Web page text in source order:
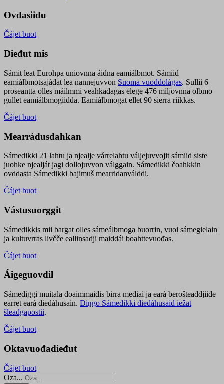
Ovdasiidu
Čájet buot
Dieđut mis
Sámit leat Eurohpa uniovnna áidna eamiálbmot. Sámiid
eamiálbmotsajádat lea nannejuvvon Suoma vuođđolágas. Sullii 6
proseantta olles máilmmi veahkadagas elege 476 miljovnna olbmo
gullet eamiálbmogiidda. Eamiálbmogat ellet 90 sierra riikkas.
Čájet buot
Mearrádusdahkan
Sámedikki 21 lahtu ja njealje várrelahtu váljejuvvojit sámiid siste
juohke njealját jagi dollojuvvon válggain. Sámedikki čoahkkin
ovddasta Sámedikki bajimuš mearridanválddi.
Čájet buot
Vástusuorggit
Sámedikkis mii bargat olles sámeálbmoga buorrin, vuoi sámegielain
ja kultuvrras livčče eallinsadji maiddái boahttevuođas.
Čájet buot
Áigeguovdil
Sámediggi muitala doaimmaidis birra mediai ja eará berošteaddjiide
earret eará dieđáhusain. Diŋgo Sámedikki dieđáhusaid iežat
šleađgapostii.
Čájet buot
Oktavuođadieđut
Čájet buot
Oza...